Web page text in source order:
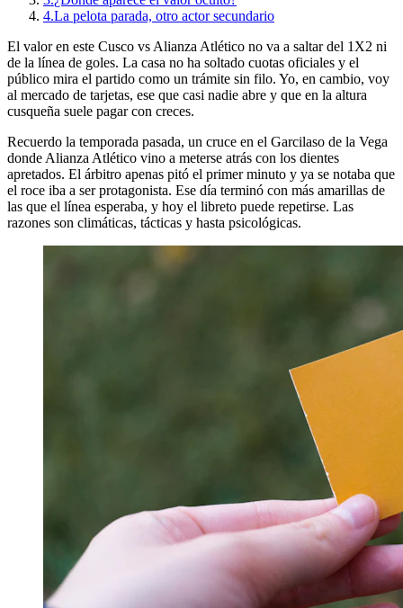
4.La pelota parada, otro actor secundario
El valor en este Cusco vs Alianza Atlético no va a saltar del 1X2 ni
de la línea de goles. La casa no ha soltado cuotas oficiales y el
público mira el partido como un trámite sin filo. Yo, en cambio, voy
al mercado de tarjetas, ese que casi nadie abre y que en la altura
cusqueña suele pagar con creces.
Recuerdo la temporada pasada, un cruce en el Garcilaso de la Vega
donde Alianza Atlético vino a meterse atrás con los dientes
apretados. El árbitro apenas pitó el primer minuto y ya se notaba que
el roce iba a ser protagonista. Ese día terminó con más amarillas de
las que el línea esperaba, y hoy el libreto puede repetirse. Las
razones son climáticas, tácticas y hasta psicológicas.